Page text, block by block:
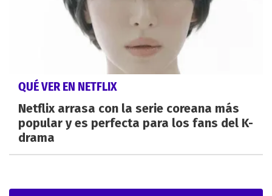
QUÉ VER EN NETFLIX
Netflix arrasa con la serie coreana más
popular y es perfecta para los fans del K-
drama